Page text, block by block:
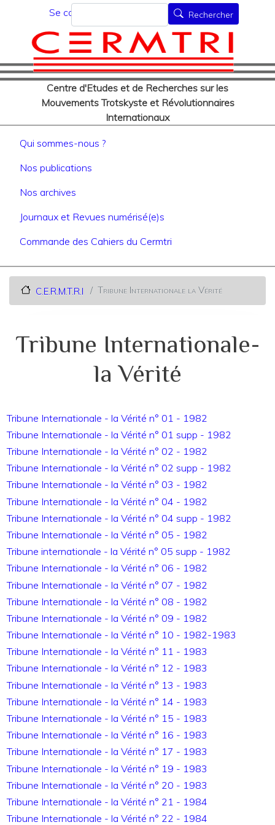
au
contenu
principal
Menu du compte de
Se connecter
Centre d'Etudes et de Recherches sur les
Mouvements Trotskyste et Révolutionnaires
Internationaux
Rechercher Rechercher
Navigation principale
Qui sommes-nous ?
Nos publications
Nos archives
Journaux et Revues numérisé(e)s
Commande des Cahiers du Cermtri
C.E.R.M.T.R.I Tribune Internationale la Vérité
Tribune Internationale-
la Vérité
Tribune Internationale - la Vérité n° 01 - 1982
Tribune Internationale - la Vérité n° 01 supp - 1982
Tribune Internationale - la Vérité n° 02 - 1982
Tribune Internationale - la Vérité n° 02 supp - 1982
Tribune Internationale - la Vérité n° 03 - 1982
Tribune Internationale - la Vérité n° 04 - 1982
Tribune Internationale - la Vérité n° 04 supp - 1982
Tribune Internationale - la Vérité n° 05 - 1982
Tribune internationale - la Vérité n° 05 supp - 1982
Tribune Internationale - la Vérité n° 06 - 1982
Tribune Internationale - la Vérité n° 07 - 1982
Tribune Internationale - la Vérité n° 08 - 1982
Tribune Internationale - la Vérité n° 09 - 1982
Tribune Internationale - la Vérité n° 10 - 1982-1983
Tribune Internationale - la Vérité n° 11 - 1983
Tribune Internationale - la Vérité n° 12 - 1983
Tribune Internationale - la Vérité n° 13 - 1983
Tribune Internationale - la Vérité n° 14 - 1983
Tribune Internationale - la Vérité n° 15 - 1983
Tribune Internationale - la Vérité n° 16 - 1983
Tribune Internationale - la Vérité n° 17 - 1983
Tribune Internationale - la Vérité n° 19 - 1983
Tribune Internationale - la Vérité n° 20 - 1983
Tribune Internationale - la Vérité n° 21 - 1984
Tribune Internationale - la Vérité n° 22 - 1984